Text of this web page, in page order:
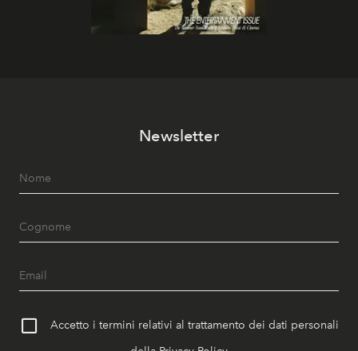
Newsletter
Accetto i termini relativi al trattamento dei dati personali